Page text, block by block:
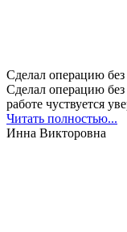
Сделал операцию
Сделал операцию
работе чуствуется
Читать полностью...
Инна Викторовна